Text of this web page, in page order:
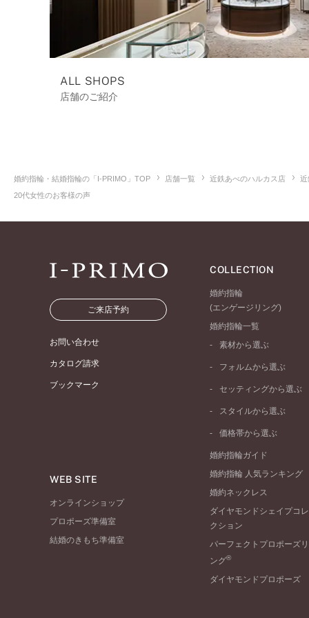
ALL SHOPS
店舗のご紹介
婚約指輪・結婚指輪の「I-PRIMO」TOP 店舗一覧 近鉄あべのハルカス店
近
20代女性のお客様の声
ご来店予約
お問い合わせ
カタログ請求
ブックマーク
WEB SITE
オンラインショップ
プロポーズ準備室
結婚のきもち準備室
COLLECTION
婚約指輪
(エンゲージリング)
婚約指輪一覧
素材から選ぶ
プラチナ
ピンクゴールド
ペールブラウンゴール
フォルムから選ぶ
ストレートライン
V字ライン
セッティングから選ぶ
ソリテール
ダブルサイドメレ
ラインメレ
スタイルから選ぶ
シンプル
モード
エレガント
ゴージャス
価格帯から選ぶ
50万円台～
20万円台～
10万円台～
婚約指輪ガイド
婚約指輪 人気ランキング
婚約ネックレス
ダイヤモンドシェイプコレ
クション
パーフェクトプロポーズリ
ング®
ダイヤモンドプロポーズ